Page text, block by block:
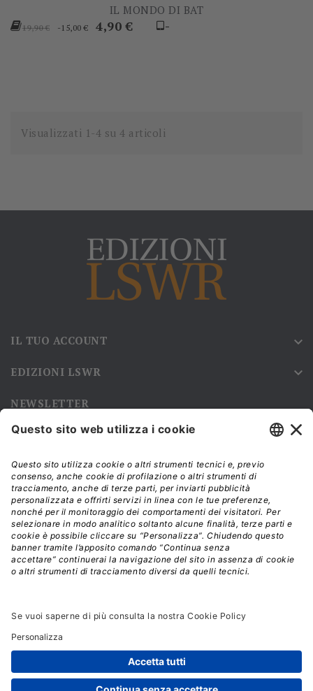
IL MONDO DI BAT
Prezzo
19,90 € -15,00 € Prezzo
4,90 € -
Visualizzati 1-4 su 4 articoli
IL TUO ACCOUNT 
EDIZIONI LSWR 
NEWSLETTER
Iscriviti alla nostra newsletter e rimani sempre aggiornato sulle
Modalità di acquisto e tempi di spedizione
Diritto di recesso
Privacy policy
Termini e condizioni d'uso
© 2026 - La Tribuna S.r.l. | P.IVA 01702840180 | C.F.
01107460337
Responsabile della Protezione dei Dati: dpo@lswr.it